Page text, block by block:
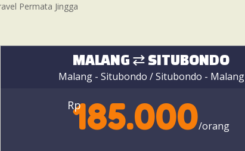
Permata Jingga
MALANG ⇄ SITUBONDO
Malang - Situbondo / Situbondo - Malang
Rp
185.000/orang